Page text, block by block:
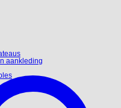
aankleding